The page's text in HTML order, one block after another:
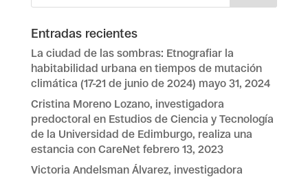
Entradas recientes
La ciudad de las sombras: Etnografiar la
habitabilidad urbana en tiempos de mutación
climática (17-21 de junio de 2024) mayo 31, 2024
Cristina Moreno Lozano, investigadora
predoctoral en Estudios de Ciencia y Tecnología
de la Universidad de Edimburgo, realiza una
estancia con CareNet febrero 13, 2023
Victoria Andelsman Álvarez, investigadora